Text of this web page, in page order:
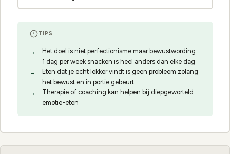
TIPS
Het doel is niet perfectionisme maar bewustwording:
1 dag per week snacken is heel anders dan elke dag
Eten dat je echt lekker vindt is geen probleem zolang
het bewust en in portie gebeurt
Therapie of coaching kan helpen bij diepgeworteld
emotie-eten